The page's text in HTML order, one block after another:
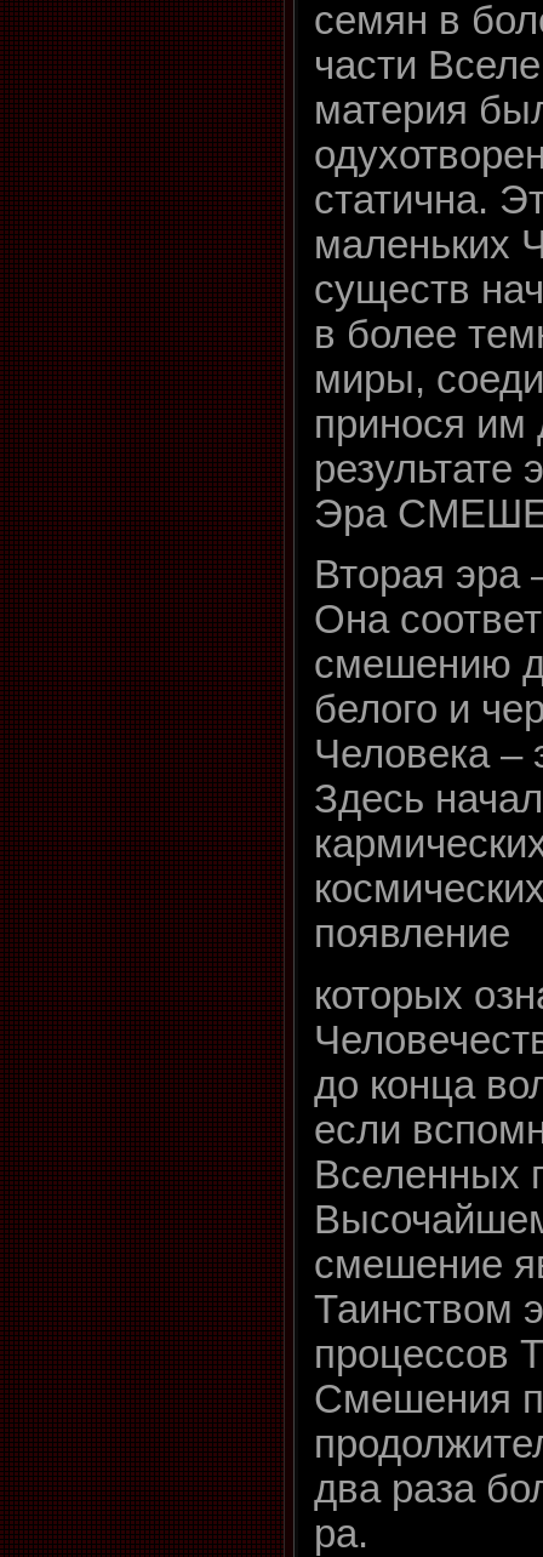
семян в
части
материя
статична.
маленьких
существ
в более
миры,
принося им
результате
Эра
Вторая
Она
смешению
белого и
Человека –
Здесь
появление
которых
до конца
если
Вселенных
смешение
Таинством
процессов
Смешения
два раза
ра.